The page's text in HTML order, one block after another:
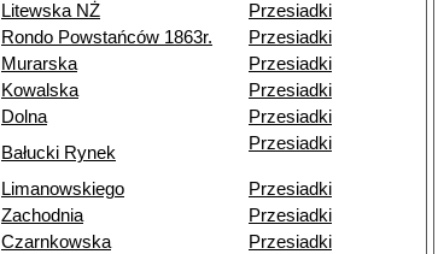
Litewska NŻ
Przesiadki
Rondo Powstańców 1863r.
Przesiadki
Murarska
Przesiadki
Kowalska
Przesiadki
Dolna
Przesiadki
Bałucki Rynek Przesiadki
Limanowskiego
Przesiadki
Zachodnia
Przesiadki
Czarnkowska
Przesiadki